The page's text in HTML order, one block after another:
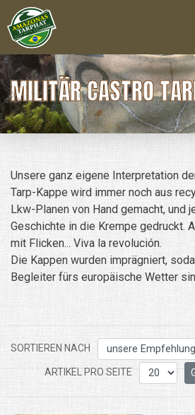
MILITÄR CASTRO
Unsere ganz eigene Interpretation
Tarp-Kappe wird immer noch aus
Lkw-Planen von Hand gemacht, und
Geschichte in die Krempe gedruckt.
mit Flicken... Viva la revolución.
Die Kappen wurden imprägniert,
Begleiter fürs europäische Wetter
SORTIEREN NACH
ARTIKEL PRO SEITE